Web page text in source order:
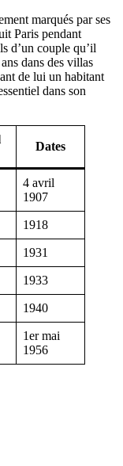
marqués par ses
Paris pendant
d’un couple qu’il
dans des villas
de lui un habitant
dans son
Dates
4 avril
1907
1918
1931
1933
1940
1er mai
1956